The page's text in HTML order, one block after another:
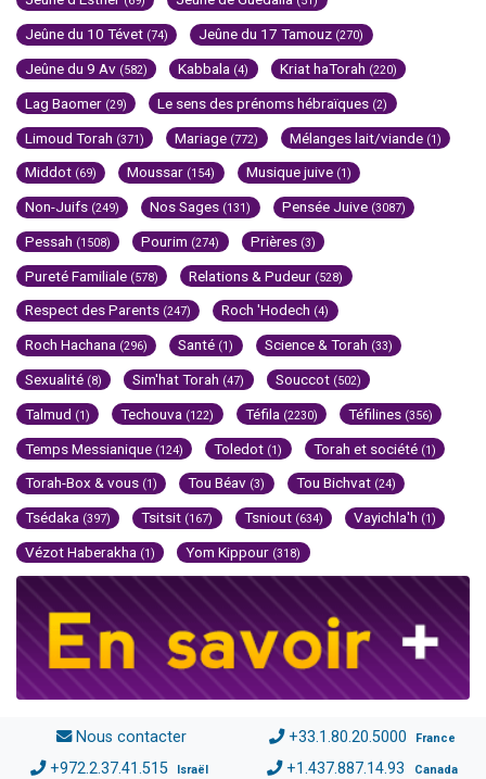
Jeûne du 10 Tévet (74) Jeûne du 17 Tamouz (270)
Jeûne du 9 Av (582) Kabbala (4) Kriat haTorah (220)
Lag Baomer (29) Le sens des prénoms hébraïques (2)
Limoud Torah (371) Mariage (772) Mélanges lait/viande (1)
Middot (69) Moussar (154) Musique juive (1)
Non-Juifs (249) Nos Sages (131) Pensée Juive (3087)
Pessah (1508) Pourim (274) Prières (3)
Pureté Familiale (578) Relations & Pudeur (528)
Respect des Parents (247) Roch 'Hodech (4)
Roch Hachana (296) Santé (1) Science & Torah (33)
Sexualité (8) Sim'hat Torah (47) Souccot (502)
Talmud (1) Techouva (122) Téfila (2230) Téfilines (356)
Temps Messianique (124) Toledot (1) Torah et société (1)
Torah-Box & vous (1) Tou Béav (3) Tou Bichvat (24)
Tsédaka (397) Tsitsit (167) Tsniout (634) Vayichla'h (1)
Vézot Haberakha (1) Yom Kippour (318)
Nous contacter +33.1.80.20.5000 France
+972.2.37.41.515 Israël +1.437.887.14.93 Canada